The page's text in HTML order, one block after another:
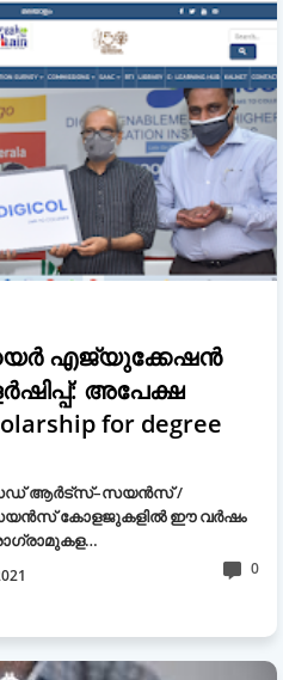
എജ്യുക്കേഷന്‍
അപേക്ഷ
for degree
ആർട്‌സ്–സയൻസ് /
കോളജുകളിൽ ഈ വർഷം
0